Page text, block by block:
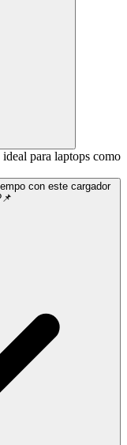
para laptops como
con este cargador